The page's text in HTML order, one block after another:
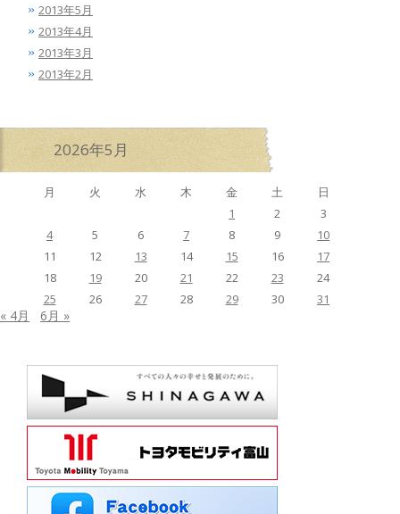
2013年5月
2013年4月
2013年3月
2013年2月
2026年5月
月 火 水 木 金 土
日
1
2
3
4
5 6 7 8 9
10
11
12 13 14 15 16
17
18
19 20 21 22 23
24
25
26 27 28 29 30 31
« 4月 6月 »